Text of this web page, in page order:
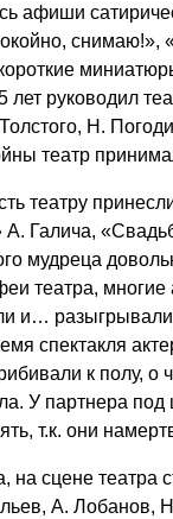
афиши
снимаю!»,
лет руководил
Н.
театр
театру
Галича,
мудреца
театра,
и…
спектакля
к полу, о
У партнера
т.к. они
на сцене театра
А. Лобанов,